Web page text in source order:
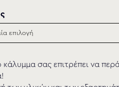
κάλυμμα σας επιτρέπει να